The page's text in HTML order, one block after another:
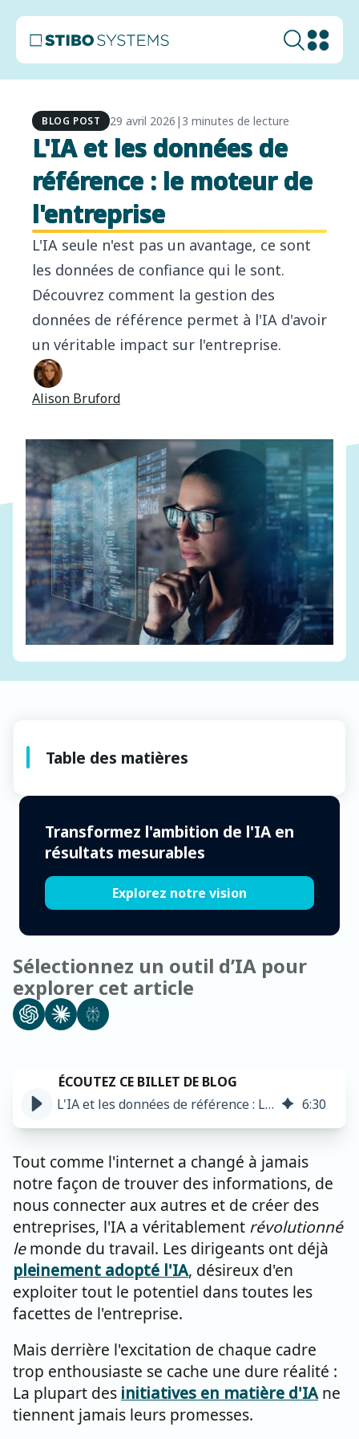
BLOG POST 29 avril 2026 |3 minutes de lecture
L'IA et les données de
référence : le moteur de
l'entreprise
L'IA seule n'est pas un avantage, ce sont
les données de confiance qui le sont.
Découvrez comment la gestion des
données de référence permet à l'IA d'avoir
un véritable impact sur l'entreprise.
Alison Bruford
Table des matières
Transformez l'ambition de l'IA en
résultats mesurables
Explorez notre vision
Sélectionnez un outil d’IA pour
explorer cet article
L'IA et les données de référence : Le moteur de l'entreprise 6:30
Tout comme l'internet a changé à jamais
notre façon de trouver des informations, de
nous connecter aux autres et de créer des
entreprises, l'IA a véritablement révolutionné
lemonde du travail. Les dirigeants ont déjà
pleinement adopté l'IA, désireux d'en
exploiter tout le potentiel dans toutes les
facettes de l'entreprise.
Mais derrière l'excitation de chaque cadre
trop enthousiaste se cache une dure réalité :
La plupart des initiatives en matière d'IAne
tiennent jamais leurs promesses.